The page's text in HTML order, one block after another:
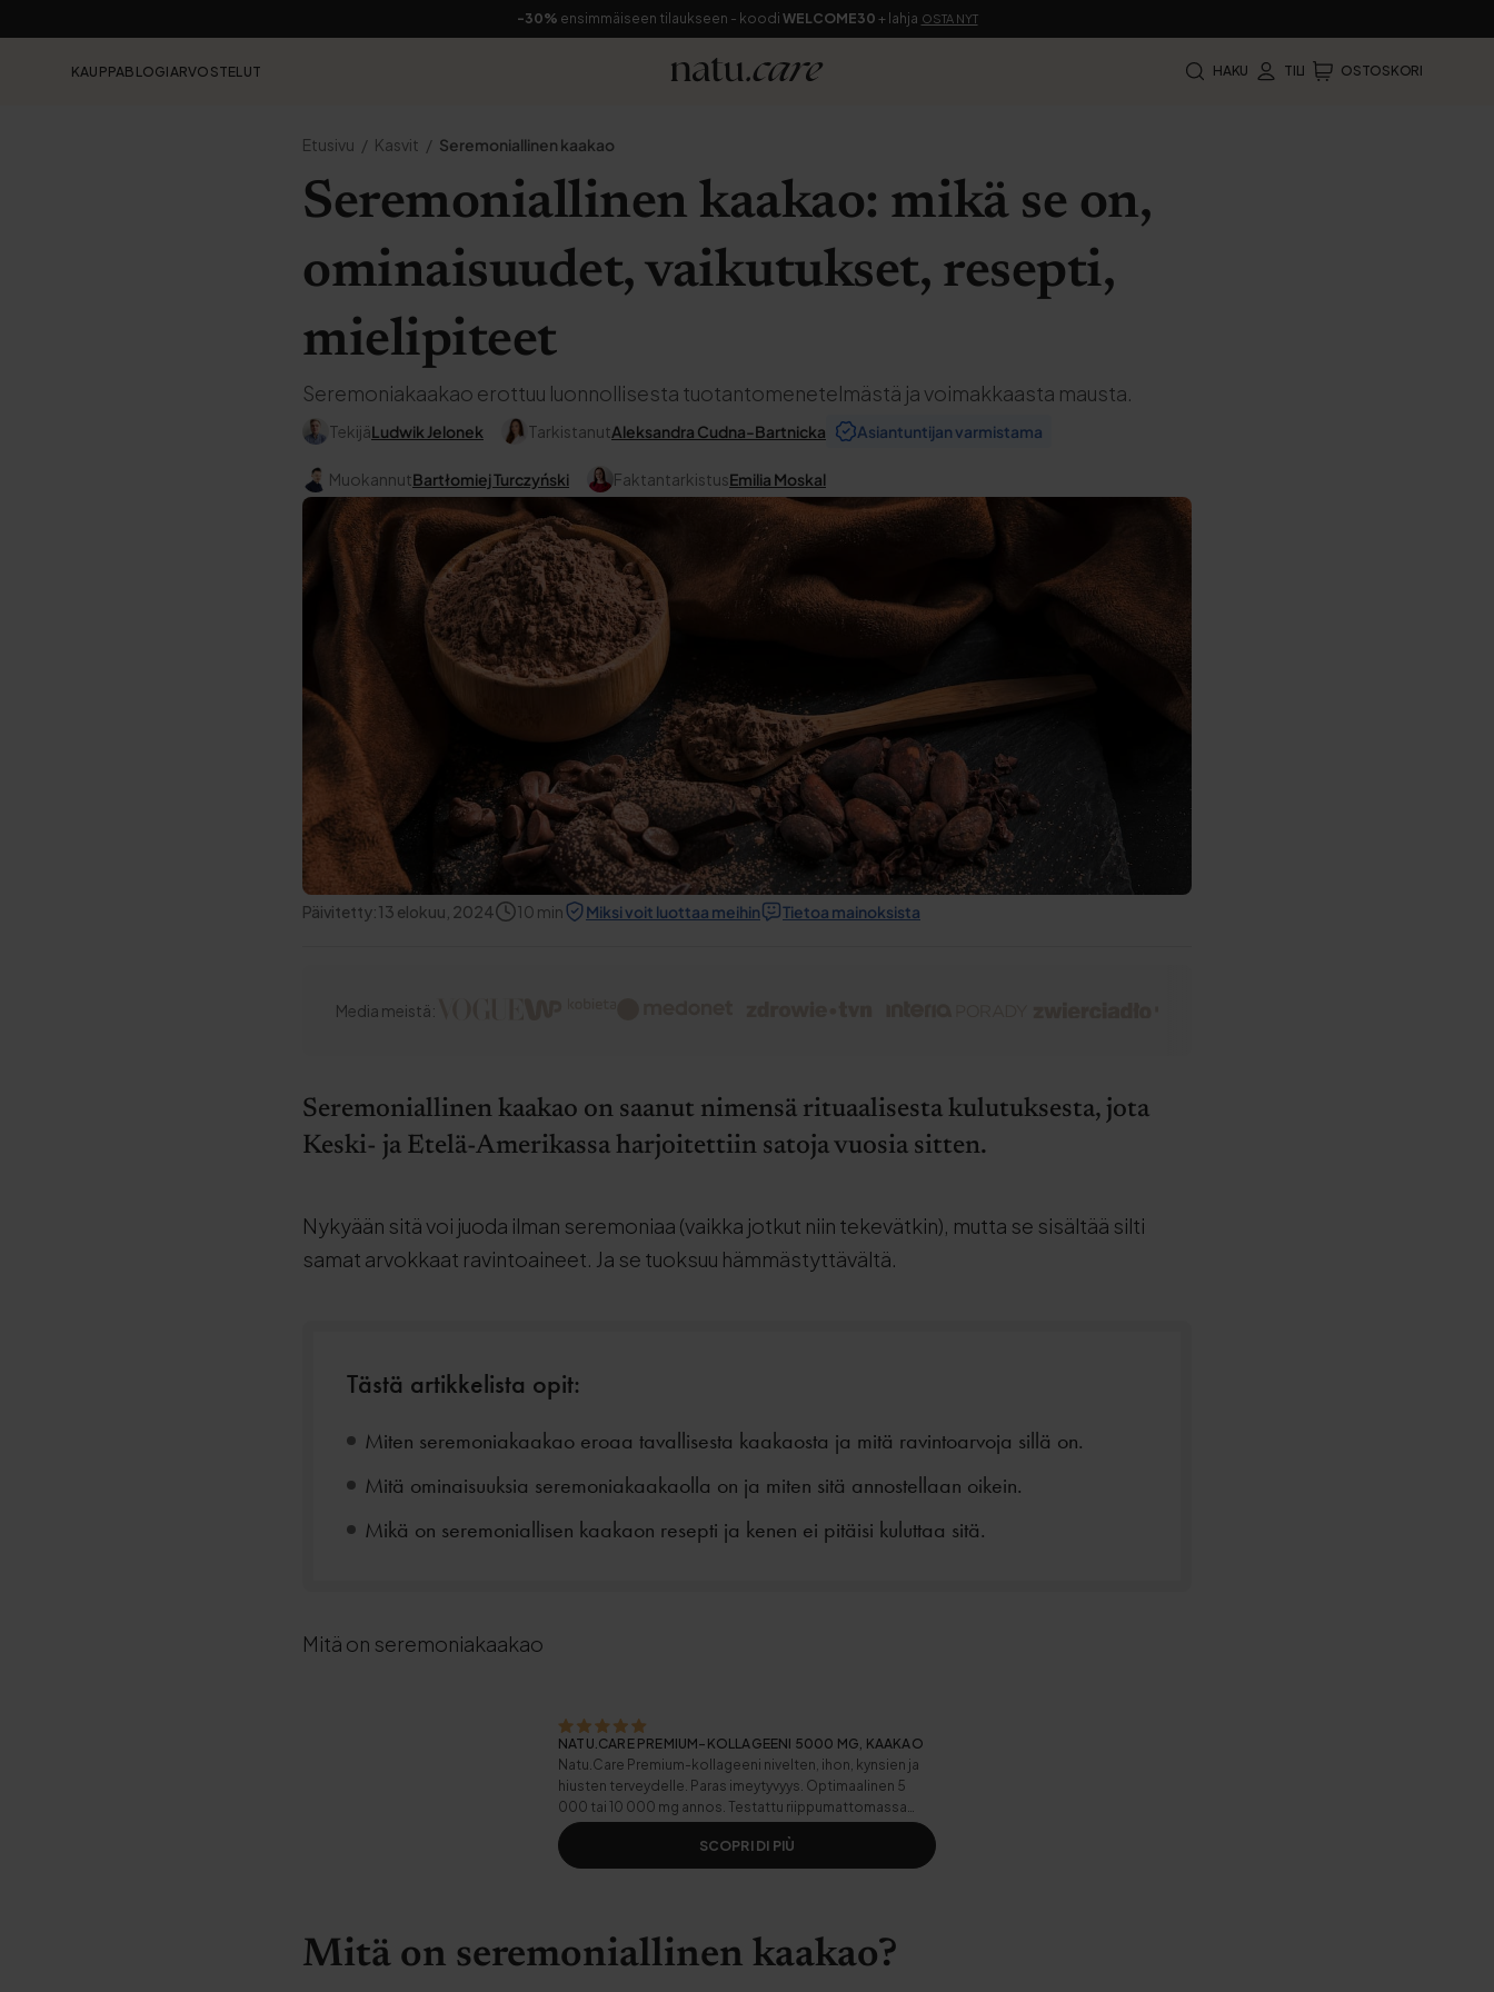
-30% ensimmäiseen tilaukseen - koodi WELCOME30 + lahja OSTA NYT
KAUPPABLOGI ARVOSTELUT HAKU TILI OSTOSKORI
Etusivu Kasvit Seremoniallinen kaakao
Seremoniallinen kaakao: mikä se on,
ominaisuudet, vaikutukset, resepti,
mielipiteet
Seremoniakaakao erottuu luonnollisesta tuotantomenetelmästä ja voimakkaasta mausta.
TekijäLudwik Jelonek TarkistanutAleksandra Cudna-Bartnicka Asiantuntijan varmistama
MuokannutBartłomiej Turczyński FaktantarkistusEmilia Moskal
Päivitetty:13 elokuu, 2024 10 min Miksi voit luottaa meihin Tietoa mainoksista
Media meistä:
Seremoniallinen kaakao on saanut nimensä rituaalisesta kulutuksesta, jota
Keski- ja Etelä-Amerikassa harjoitettiin satoja vuosia sitten.
Nykyään sitä voi juoda ilman seremoniaa (vaikka jotkut niin tekevätkin), mutta se sisältää silti
samat arvokkaat ravintoaineet. Ja se tuoksuu hämmästyttävältä.
Tästä artikkelista opit:
Miten seremoniakaakao eroaa tavallisesta kaakaosta ja mitä ravintoarvoja sillä on.
Mitä ominaisuuksia seremoniakaakaolla on ja miten sitä annostellaan oikein.
Mikä on seremoniallisen kaakaon resepti ja kenen ei pitäisi kuluttaa sitä.
Mitä on seremoniakaakao
NATU.CARE PREMIUM-KOLLAGEENI 5000 MG, KAAKAO
Natu.Care Premium-kollageeni nivelten, ihon, kynsien ja
hiusten terveydelle. Paras imeytyvyys. Optimaalinen 5
000 tai 10 000 mg annos. Testattu riippumattomassa
laboratoriossa.
SCOPRI DI PIÙ
Mitä on seremoniallinen kaakao?